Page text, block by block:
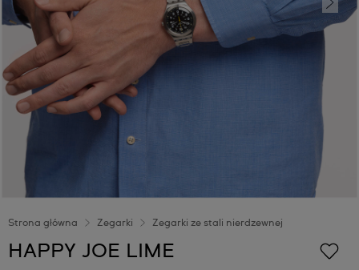
Strona główna Zegarki Zegarki ze stali nierdzewnej
HAPPY JOE LIME